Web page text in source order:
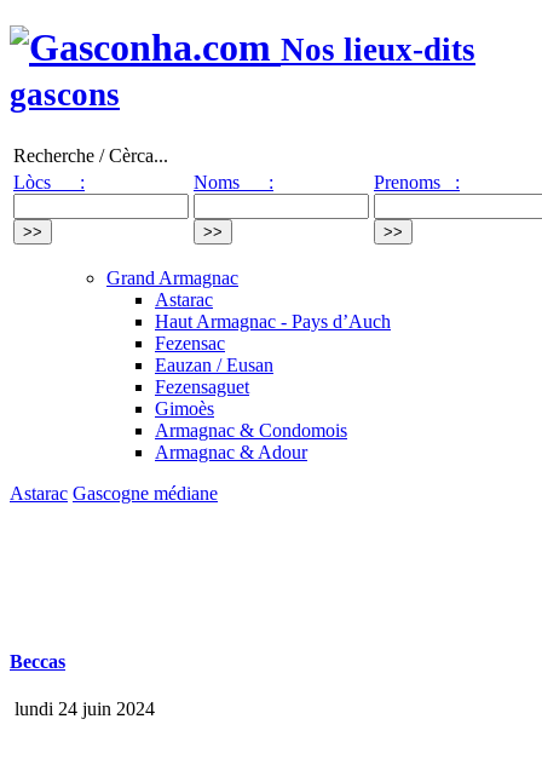
Nos lieux-dits
gascons
Recherche / Cèrca...
Lòcs :
Noms : Prenoms :
Grand Armagnac
Astarac
Haut Armagnac - Pays d’Auch
Fezensac
Eauzan / Eusan
Fezensaguet
Gimoès
Armagnac & Condomois
Armagnac & Adour
Astarac Gascogne médiane
Beccas
lundi 24 juin 2024